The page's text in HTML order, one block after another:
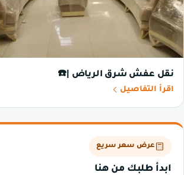
نقل عفش شرق الرياض |☎️
اقرأ التفاصيل
عرض سعر سريع
ابدأ طلبك من هنا